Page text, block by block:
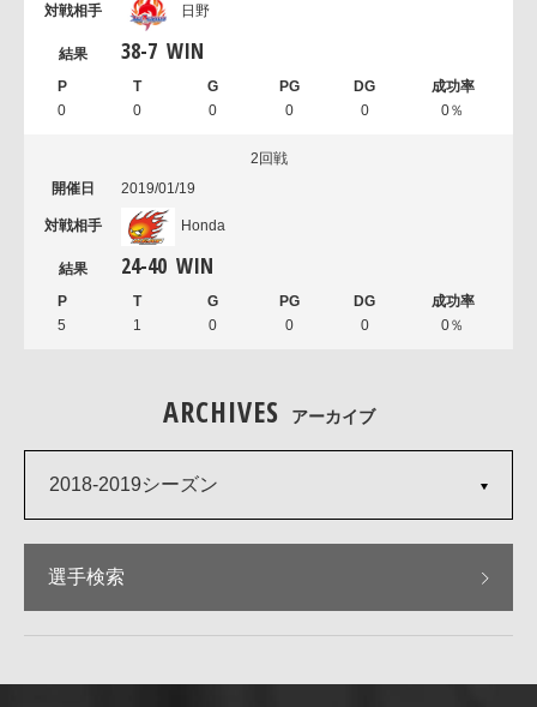
日野
38-7 WIN
0 0 0 0 0 0％
2回戦
2019/01/19
Honda
24-40 WIN
5 1 0 0 0 0％
ARCHIVES アーカイブ
2018-2019シーズン
選手検索